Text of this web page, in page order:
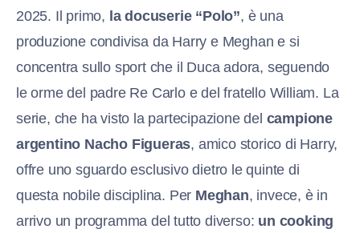
2025. Il primo, la docuserie “Polo”, è una
produzione condivisa da Harry e Meghan e si
concentra sullo sport che il Duca adora, seguendo
le orme del padre Re Carlo e del fratello William. La
serie, che ha visto la partecipazione del campione
argentino Nacho Figueras, amico storico di Harry,
offre uno sguardo esclusivo dietro le quinte di
questa nobile disciplina. Per Meghan, invece, è in
arrivo un programma del tutto diverso: un cooking